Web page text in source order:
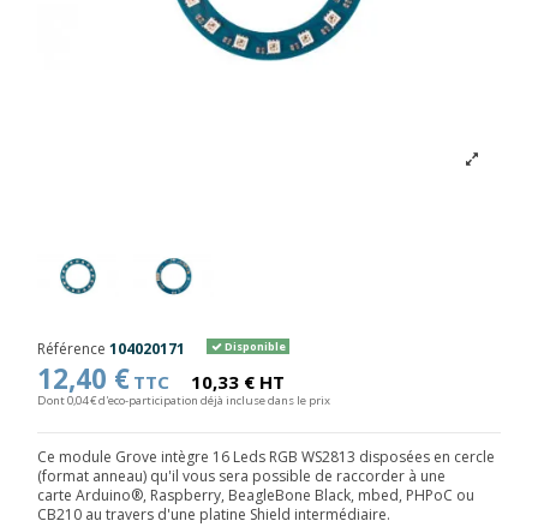
Référence 104020171 Disponible
12,40 € TTC 10,33 € HT
Dont 0,04 € d'eco-participation déjà incluse dans le prix
Ce module Grove intègre 16 Leds RGB WS2813 disposées en cercle
(format anneau) qu'il vous sera possible de raccorder à une
carte Arduino®, Raspberry, BeagleBone Black, mbed, PHPoC ou
CB210 au travers d'une platine Shield intermédiaire.